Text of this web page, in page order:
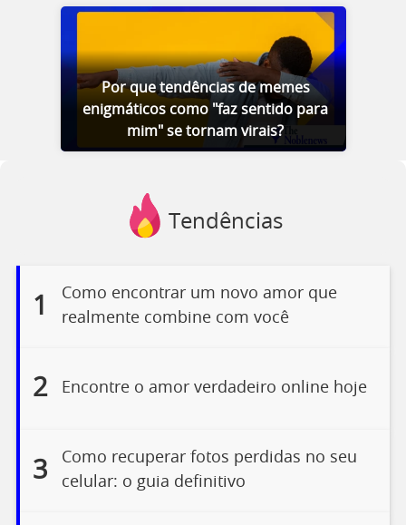
Por que tendências de memes
enigmáticos como "faz sentido para
mim" se tornam virais?
Tendências
1
Como encontrar um novo amor que
realmente combine com você
2 Encontre o amor verdadeiro online hoje
3
Como recuperar fotos perdidas no seu
celular: o guia definitivo